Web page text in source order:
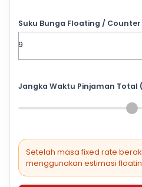
Suku Bunga Floating / Counter
Jangka Waktu Pinjaman Total
Setelah masa fixed rate
menggunakan estimasi